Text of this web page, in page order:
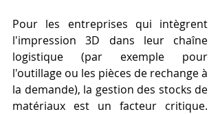
Pour les entreprises qui intègrent
l'impression 3D dans leur chaîne
logistique (par exemple pour
l'outillage ou les pièces de rechange à
la demande), la gestion des stocks de